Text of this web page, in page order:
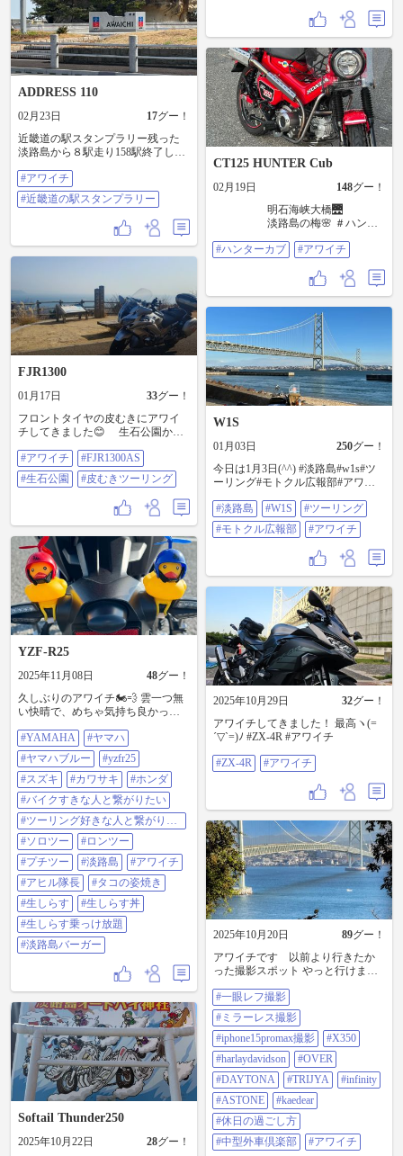
ADDRESS 110
02月23日 17グー！
近畿道の駅スタンプラリー残った
淡路島から８駅走り158駅終了しま
歌山編650キロ16時間走り！坐骨神
経痛に💦 その後、低反発加工も完
了してるのですが、あの痛みは勘
弁なので💦暖かくなるまで冬眠し
てもらいます。苦笑 もうすぐ5万キ
ロのアドレス110 が頑張ってくれま
した🎶 #アワイチ #近畿道の駅スタ
#アワイチ
#近畿道の駅スタンプラリー
CT125 HUNTER Cub
02月19日 148グー！
明石海峡大橋🌉
淡路島の梅🌸 ＃ハンタ
#ハンターカブ
#アワイチ
FJR1300
01月17日 33グー！
フロントタイヤの皮むきにアワイ
チしてきました😊 生石公園から
のローストビーフ丼👍 ライダーの
義務のソフトクリームは道の駅う
ずしおへ、バイクではお初です。
天気も良く最高のツーリング日
和でした🏍️ #アワイチ #FJR1300AS
#生石公園 #皮むきツーリング
#アワイチ
#FJR1300AS
#生石公園
#皮むきツーリング
W1S
01月03日 250グー！
今日は1月3日(^^) #淡路島#w1s#ツ
ーリング#モトクル広報部#アワイ
せんべいの里でお土産も買って帰
りました😎
#淡路島 #W1S
#ツーリング
#モトクル広報部
#アワイチ
YZF-R25
2025年11月08日 48グー！
久しぶりのアワイチ🏍️💨 雲一つ無
い快晴で、めちゃ気持ち良かった
す乗っけ放題食べて、淡路島バー
ガーも食べて、御満悦ッス🤤 途中
Google先生に騙されて、走りたいと
ころから外れるトラブルあったけ
ど、やっぱりアワイチは最高やね
👍 #YAMAHA #ヤマハ #ヤマハブル
ー #yzfr25 #スズキ #カワサキ #ホン
ダ #バイクすきな人と繋がりたい #
ツーリング好きな人と繋がりたい #
ソロツー #ロンツー #プチツー #淡
路島 #アワイチ#アヒル隊長 #たこ
の姿焼き #生しらす #生しらす丼 #
生しらす乗っけ放題 #淡路島バーガ
ー
#YAMAHA
#ヤマハ
#ヤマハブルー
#yzfr25
#スズキ
#カワサキ
#ホンダ
#バイクすきな人と繋がりたい
#ツーリング好きな人と繋がりた
い
#ソロツー
#ロンツー
#プチツー
#淡路島
#アワイチ
#アヒル隊長
#タコの姿焼き
#生しらす
#生しらす丼
#生しらす乗っけ放題
#淡路島バーガー
2025年10月29日 32グー！
アワイチしてきました！ 最高ヽ(=
´▽`=)ﾉ #ZX-4R #アワイチ
#ZX-4R #アワイチ
Softail Thunder250
2025年10月22日 28グー！
2025年10月20日 89グー！
アワイチです 以前より行きたか
った撮影スポット やっと行けまし
影#iphone15promax撮影
#x350#harlaydavidson #over#daytona
#trijya #infinity #astone#kaedear #休日
の過ごし方#中型外車倶楽部#アワ
イチ
#一眼レフ撮影
#ミラーレス撮影
#iphone15promax撮影
#X350
#harlaydavidson
#OVER
#DAYTONA
#TRIJYA
#infinity
#ASTONE
#kaedear
#休日の過ごし方
#中型外車倶楽部
#アワイチ